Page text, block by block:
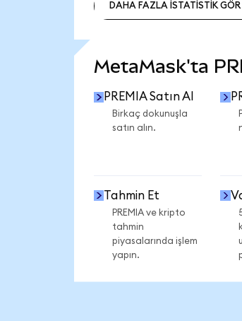
DAHA FAZLA İSTATİSTİK GÖR
MetaMask'ta
PREMIA Satın Al
Birkaç dokunuşla
satın alın.
Tahmin Et
PREMIA ve kripto
tahmin
piyasalarında işlem
yapın.